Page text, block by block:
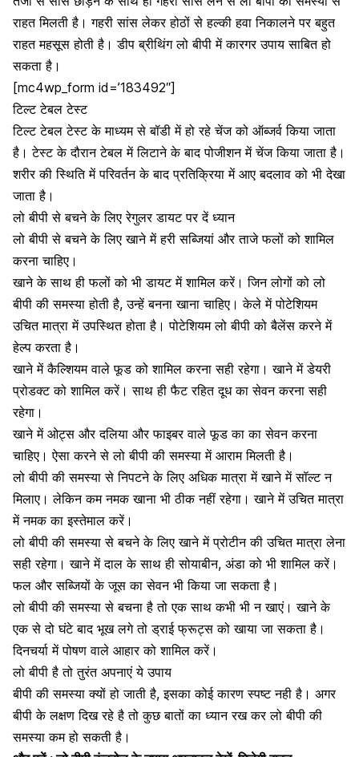
राहत मिलती है। गहरी सांस लेकर होठों से हल्की हवा निकालने पर बहुत
राहत महसूस होती है। डीप ब्रीथिंग लो बीपी में कारगर उपाय साबित हो
सकता है।
[mc4wp_form id=’183492″]
टिल्ट टेबल टेस्ट
टिल्ट टेबल टेस्ट के माध्यम से बॉडी में हो रहे चेंज को ऑब्जर्व किया जाता
है। टेस्ट के दौरान टेबल में लिटाने के बाद पोजीशन में चेंज किया जाता है।
शरीर की स्थिति में परिवर्तन के बाद प्रतिक्रिया में आए बदलाव को भी देखा
जाता है।
लो बीपी से बचने के लिए रेगुलर डायट पर दें ध्यान
लो बीपी से बचने के लिए खाने में हरी सब्जियां और ताजे फलों को शामिल
करना चाहिए।
खाने के साथ ही फलों को भी डायट में शामिल करें। जिन लोगों को लो
बीपी की समस्या होती है, उन्हें बनना खाना चाहिए। केले में पोटेशियम
उचित मात्रा में उपस्थित होता है। पोटेशियम लो बीपी को बैलेंस करने में
हेल्प करता है।
खाने में कैल्शियम वाले फूड को शामिल करना सही रहेगा। खाने मेंडेयरी
प्रोडक्टको शामिल करें। साथ ही फैट रहितदूधका सेवन करना सही
रहेगा।
खाने में ओट्स और दलिया और फाइबर वाले फूड का का सेवन करना
चाहिए। ऐसा करने से लो बीपी की समस्या में आराम मिलती है।
लो बीपी की समस्या से निपटने के लिए अधिक मात्रा में खाने में सॉल्ट न
मिलाए। लेकिन कम नमक खाना भी ठीक नहीं रहेगा। खाने में उचित मात्रा
में नमक का इस्तेमाल करें।
लो बीपी की समस्या से बचने के लिए खाने में प्रोटीन की उचित मात्रा लेना
सही रहेगा। खाने में दाल के साथ ही सोयाबीन, अंडा को भी शामिल करें।
फल और सब्जियों के जूस का सेवन भी किया जा सकता है।
लो बीपी की समस्या से बचना है तो एक साथ कभी भी न खाएं। खाने के
एक से दो घंटे बाद भूख लगे तो ड्राई फ्रूट्स को खाया जा सकता है।
दिनचर्या में पोषण वाले आहार को शामिल करें।
लो बीपी है तो तुरंत अपनाएं ये उपाय
बीपी की समस्या क्यों हो जाती है, इसका कोई कारण स्पष्ट नही है। अगर
बीपी के लक्षण दिख रहे है तो कुछ बातों का ध्यान रख कर लो बीपी की
समस्या कम हो सकती है।